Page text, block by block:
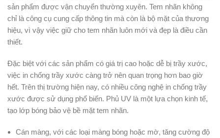
sản phẩm được vận chuyển thường xuyên. Tem nhãn không
chỉ là công cụ cung cấp thông tin mà còn là bộ mặt của thương
hiệu, vì vậy việc giữ cho tem nhãn luôn mới và đẹp là điều cần
thiết.
Đặc biệt với các sản phẩm có giá trị cao hoặc dễ bị trầy xước,
việc in chống trầy xước càng trở nên quan trọng hơn bao giờ
hết. Trên thị trường hiện nay, có nhiều công nghệ in chống trầy
xước được sử dụng phổ biến. Phủ UV là một lựa chọn kinh tế,
tạo lớp bóng bảo vệ bề mặt tem nhãn.
Cán màng, với các loại màng bóng hoặc mờ, tăng cường độ